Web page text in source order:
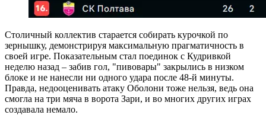
Столичный коллектив старается собирать курочкой по
зернышку, демонстрируя максимальную прагматичность в
своей игре. Показательным стал поединок с Кудривкой
неделю назад – забив гол, "пивовары" закрылись в низком
блоке и не нанесли ни одного удара после 48-й минуты.
Правда, недооценивать атаку Оболони тоже нельзя, ведь она
смогла на три мяча в ворота Зари, и во многих других играх
создавала немало.